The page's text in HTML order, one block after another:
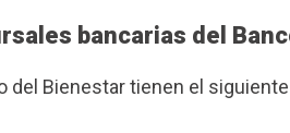
bancarias del
del Bienestar tienen el siguiente